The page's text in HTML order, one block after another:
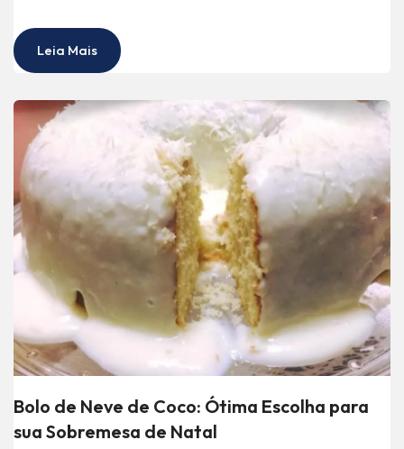
Leia Mais
Bolo de Neve de Coco: Ótima Escolha para
sua Sobremesa de Natal